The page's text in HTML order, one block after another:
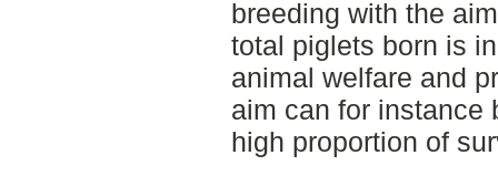
breeding with the
total piglets born is
animal welfare and
aim can for instance
high proportion of